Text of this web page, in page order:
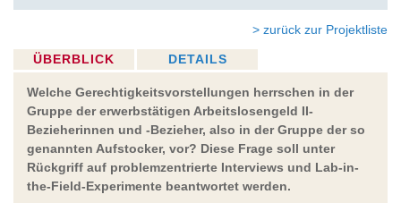
> zurück zur Projektliste
ÜBERBLICK DETAILS
Welche Gerechtigkeitsvorstellungen herrschen in der
Gruppe der erwerbstätigen Arbeitslosengeld II-
Bezieherinnen und -Bezieher, also in der Gruppe der so
genannten Aufstocker, vor? Diese Frage soll unter
Rückgriff auf problemzentrierte Interviews und Lab-in-
the-Field-Experimente beantwortet werden.